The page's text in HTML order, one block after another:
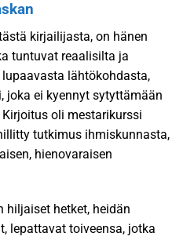
kirjailijasta, on hänen
tuntuvat reaalisilta ja
lähtökohdasta,
joka ei kyennyt sytyttämään
oli mestarikurssi
tutkimus ihmiskunnasta,
hienovaraisen
hiljaiset hetket, heidän
lepattavat toiveensa, jotka